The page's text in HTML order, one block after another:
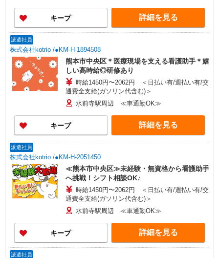
キープ 詳細を見る
派遣社員
株式会社kotrio /●KM-H-1894508
熊本市中央区＊医療現場を支える看護助手＊嬉
しい高時給◎研修あり
時給1450円〜2062円 ＜日払い有/週払い有/交
通費全支給(ガソリン代含む)＞
水前寺駅周辺 ≪車通勤OK≫
キープ 詳細を見る
派遣社員
株式会社kotrio /●KM-H-2051450
≪熊本市中央区≫未経験・無資格から看護助手
へ挑戦！シフト相談OK♪
時給1450円〜2062円 ＜日払い有/週払い有/交
通費全支給(ガソリン代含む)＞
水前寺駅周辺 ≪車通勤OK≫
キープ 詳細を見る
派遣社員